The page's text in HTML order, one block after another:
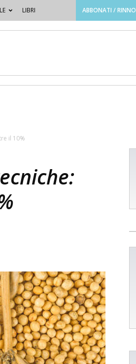
LIBRI ABBONATI /
il 10%